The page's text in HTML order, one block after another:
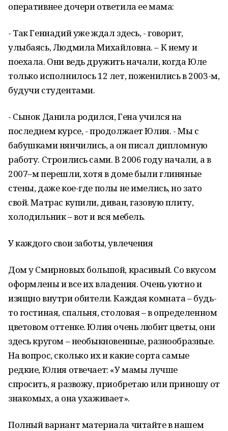
оперативнее дочери ответила ее мама:
- Так Геннадий уже ждал здесь, - говорит,
улыбаясь, Людмила Михайловна. – К нему и
поехала. Они ведь дружить начали, когда Юле
только исполнилось 12 лет, поженились в 2003-м,
будучи студентами.
- Сынок Данила родился, Гена учился на
последнем курсе, - продолжает Юлия. - Мы с
бабушками нянчились, а он писал дипломную
работу. Строились сами. В 2006 году начали, а в
2007–м перешли, хотя в доме были глиняные
стены, даже кое-где полы не имелись, но зато
свой. Матрас купили, диван, газовую плиту,
холодильник – вот и вся мебель.
У каждого свои заботы, увлечения
Дом у Смирновых большой, красивый. Со вкусом
оформлены и все их владения. Очень уютно и
изящно внутри обители. Каждая комната – будь-
то гостиная, спальня, столовая – в определенном
цветовом оттенке. Юлия очень любит цветы, они
здесь кругом – необыкновенные, разнообразные.
На вопрос, сколько их и какие сорта самые
редкие, Юлия отвечает: «У мамы лучше
спросить, я развожу, приобретаю или приношу от
знакомых, а она ухаживает».
Полный вариант материала читайте в нашем